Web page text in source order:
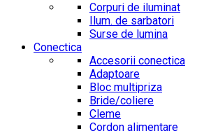
Corpuri de iluminat
Ilum. de sarbatori
Surse de lumina
Conectica
Accesorii conectica
Adaptoare
Bloc multipriza
Bride/coliere
Cleme
Cordon alimentare